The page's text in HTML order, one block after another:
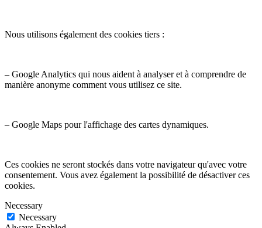
Nous utilisons également des cookies tiers :
– Google Analytics qui nous aident à analyser et à comprendre de
manière anonyme comment vous utilisez ce site.
– Google Maps pour l'affichage des cartes dynamiques.
Ces cookies ne seront stockés dans votre navigateur qu'avec votre
consentement. Vous avez également la possibilité de désactiver ces
cookies.
Necessary
Necessary